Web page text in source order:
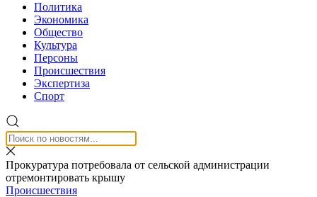
Политика
Экономика
Общество
Культура
Персоны
Происшествия
Экспертиза
Спорт
Прокуратура потребовала от сельской администрации
отремонтировать крышу
Происшествия